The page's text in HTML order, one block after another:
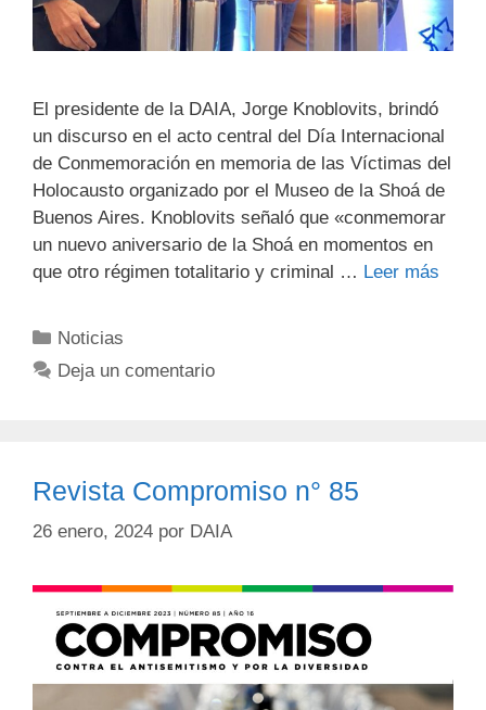
El presidente de la DAIA, Jorge Knoblovits, brindó
un discurso en el acto central del Día Internacional
de Conmemoración en memoria de las Víctimas del
Holocausto organizado por el Museo de la Shoá de
Buenos Aires. Knoblovits señaló que «conmemorar
un nuevo aniversario de la Shoá en momentos en
que otro régimen totalitario y criminal … Leer más
Noticias
Deja un comentario
Revista Compromiso n° 85
26 enero, 2024 por DAIA